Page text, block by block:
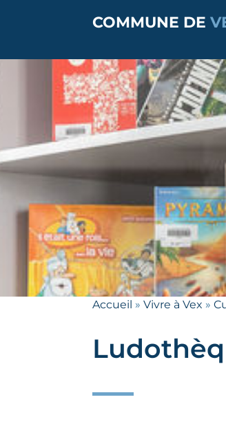
COMMUNE DE
Accueil »Vivre à Vex »